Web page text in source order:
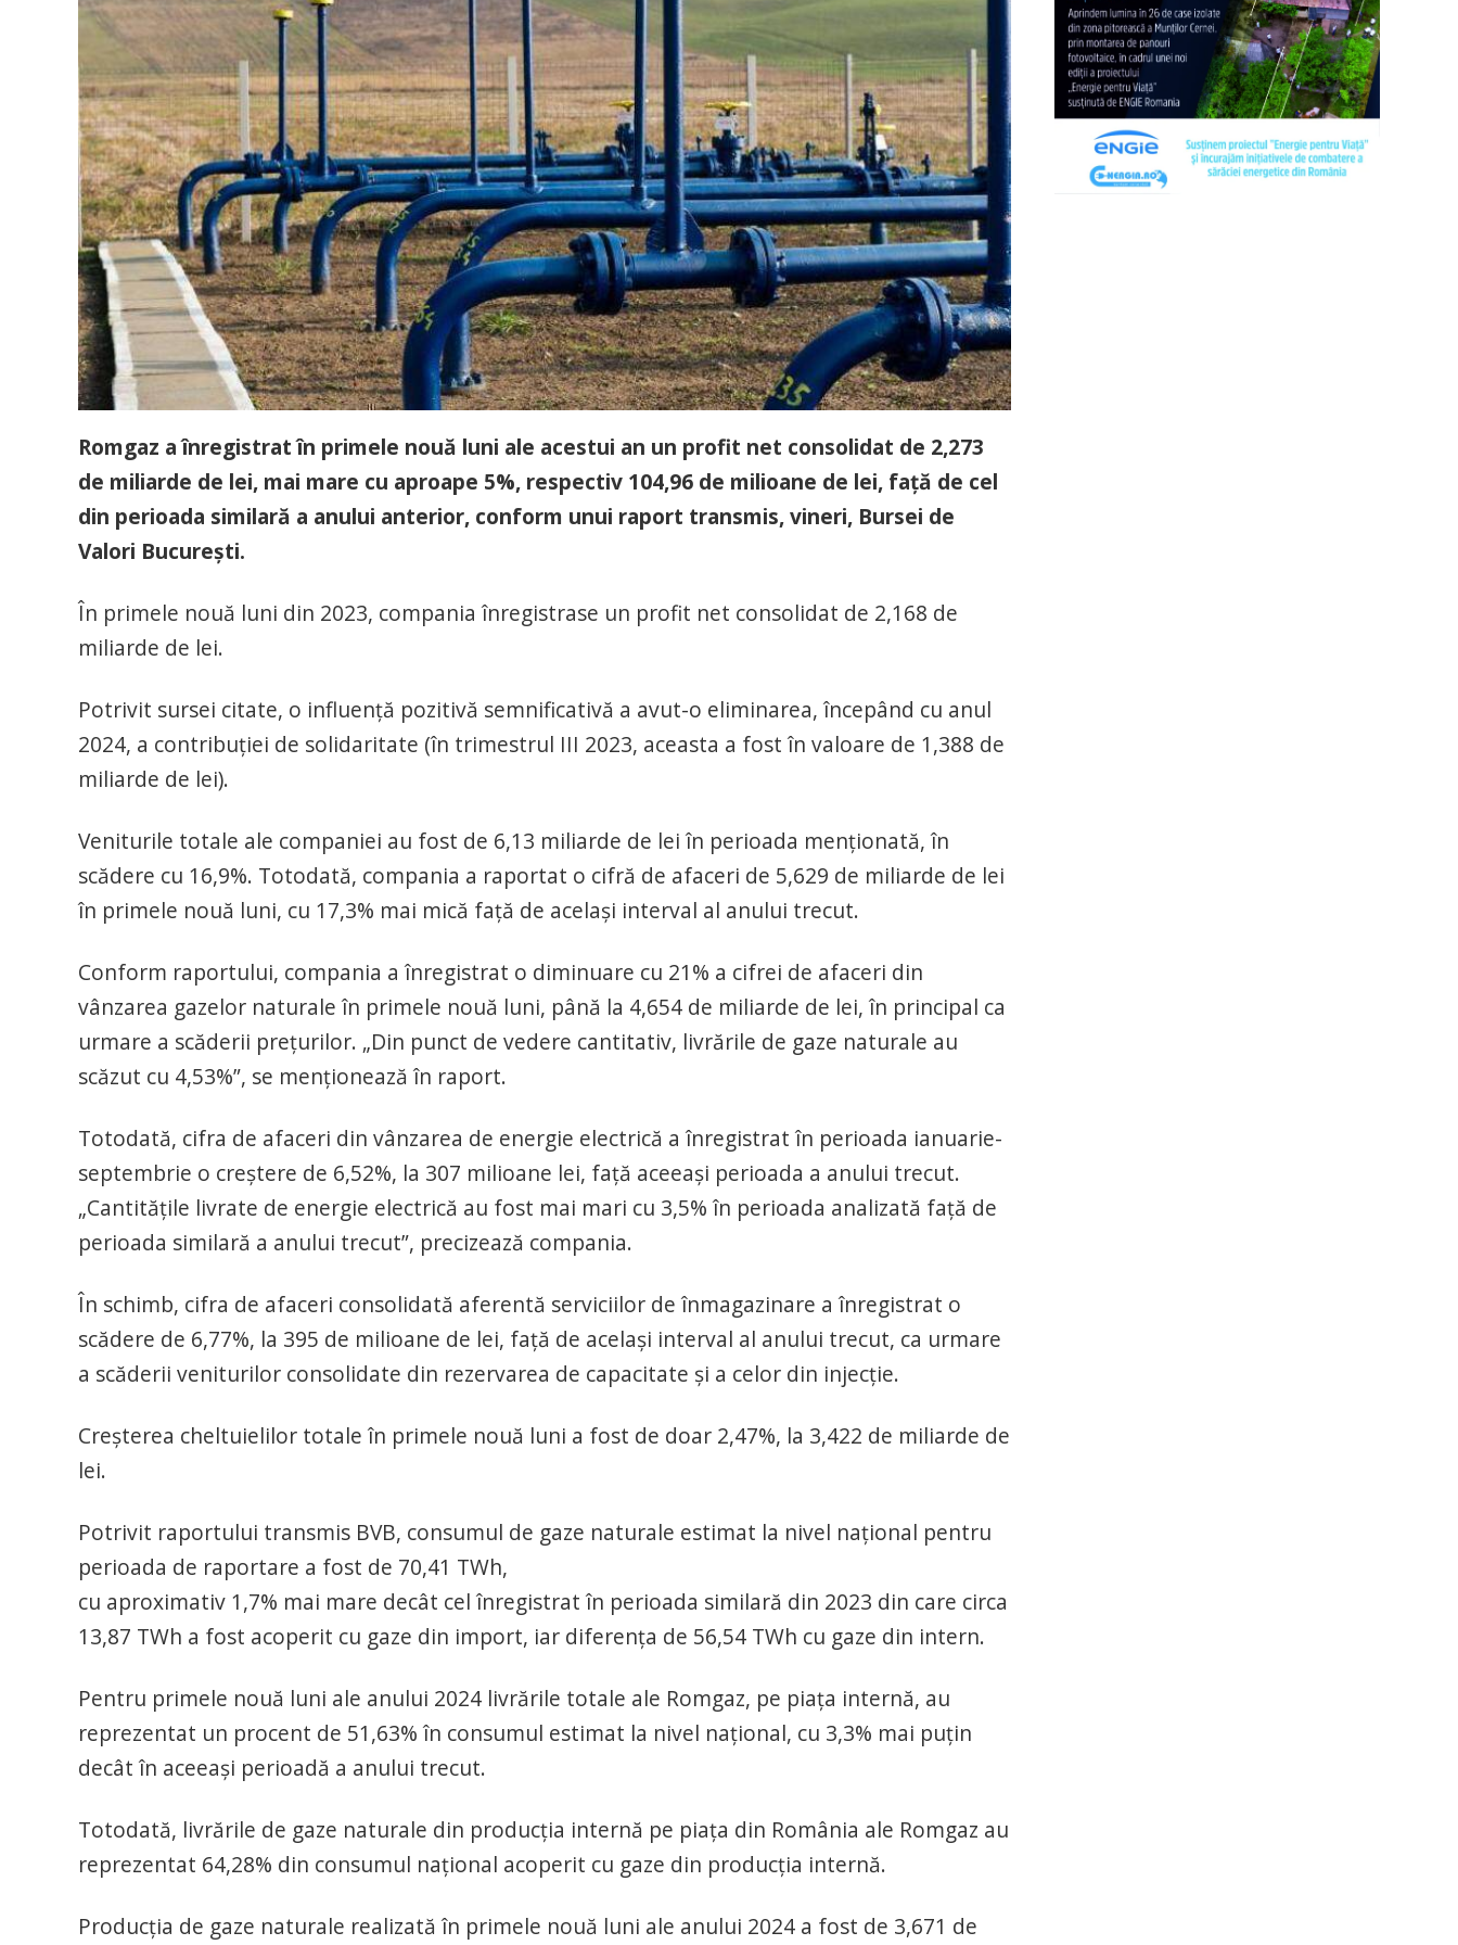
Romgaz a înregistrat în primele nouă luni ale acestui an un profit net consolidat de 2,273
de miliarde de lei, mai mare cu aproape 5%, respectiv 104,96 de milioane de lei, faţă de cel
din perioada similară a anului anterior, conform unui raport transmis, vineri, Bursei de
Valori Bucureşti.
În primele nouă luni din 2023, compania înregistrase un profit net consolidat de 2,168 de
miliarde de lei.
Potrivit sursei citate, o influenţă pozitivă semnificativă a avut-o eliminarea, începând cu anul
2024, a contribuţiei de solidaritate (în trimestrul III 2023, aceasta a fost în valoare de 1,388 de
miliarde de lei).
Veniturile totale ale companiei au fost de 6,13 miliarde de lei în perioada menţionată, în
scădere cu 16,9%. Totodată, compania a raportat o cifră de afaceri de 5,629 de miliarde de lei
în primele nouă luni, cu 17,3% mai mică faţă de acelaşi interval al anului trecut.
Conform raportului, compania a înregistrat o diminuare cu 21% a cifrei de afaceri din
vânzarea gazelor naturale în primele nouă luni, până la 4,654 de miliarde de lei, în principal ca
urmare a scăderii preţurilor. „Din punct de vedere cantitativ, livrările de gaze naturale au
scăzut cu 4,53%”, se menţionează în raport.
Totodată, cifra de afaceri din vânzarea de energie electrică a înregistrat în perioada ianuarie-
septembrie o creştere de 6,52%, la 307 milioane lei, faţă aceeaşi perioada a anului trecut.
„Cantităţile livrate de energie electrică au fost mai mari cu 3,5% în perioada analizată faţă de
perioada similară a anului trecut”, precizează compania.
În schimb, cifra de afaceri consolidată aferentă serviciilor de înmagazinare a înregistrat o
scădere de 6,77%, la 395 de milioane de lei, faţă de acelaşi interval al anului trecut, ca urmare
a scăderii veniturilor consolidate din rezervarea de capacitate şi a celor din injecţie.
Creşterea cheltuielilor totale în primele nouă luni a fost de doar 2,47%, la 3,422 de miliarde de
lei.
Potrivit raportului transmis BVB, consumul de gaze naturale estimat la nivel naţional pentru
perioada de raportare a fost de 70,41 TWh,
cu aproximativ 1,7% mai mare decât cel înregistrat în perioada similară din 2023 din care circa
13,87 TWh a fost acoperit cu gaze din import, iar diferenţa de 56,54 TWh cu gaze din intern.
Pentru primele nouă luni ale anului 2024 livrările totale ale Romgaz, pe piaţa internă, au
reprezentat un procent de 51,63% în consumul estimat la nivel naţional, cu 3,3% mai puţin
decât în aceeaşi perioadă a anului trecut.
Totodată, livrările de gaze naturale din producţia internă pe piaţa din România ale Romgaz au
reprezentat 64,28% din consumul naţional acoperit cu gaze din producţia internă.
Producţia de gaze naturale realizată în primele nouă luni ale anului 2024 a fost de 3,671 de